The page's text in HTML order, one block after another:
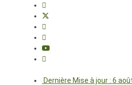
Dernière Mise à jour : 6